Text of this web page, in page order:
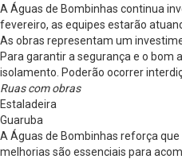
A Águas de Bombinhas continua
fevereiro, as equipes estarão
As obras representam um
Para garantir a segurança e o bom
isolamento. Poderão ocorrer
Ruas com obras
Estaladeira
Guaruba
A Águas de Bombinhas reforça
melhorias são essenciais para